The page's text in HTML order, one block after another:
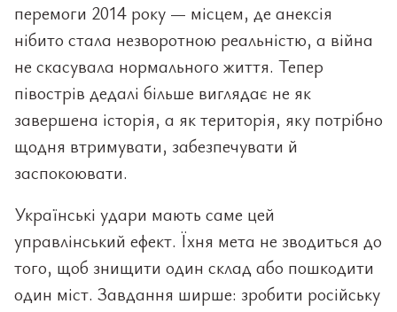
перемоги 2014 року — місцем, де анексія
нібито стала незворотною реальністю, а війна
не скасувала нормального життя. Тепер
півострів дедалі більше виглядає не як
завершена історія, а як територія, яку потрібно
щодня втримувати, забезпечувати й
заспокоювати.
Українські удари мають саме цей
управлінський ефект. Їхня мета не зводиться до
того, щоб знищити один склад або пошкодити
один міст. Завдання ширше: зробити російську